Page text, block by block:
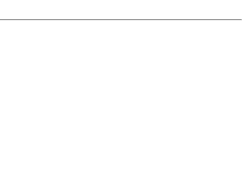
โปรโมท
พสอสังหา ทีม
หญ่ เว็บขาย
อันดับ1